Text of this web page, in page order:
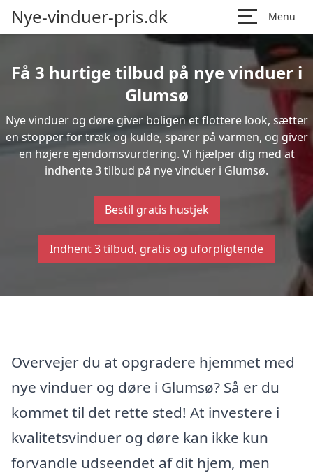
Nye-vinduer-pris.dk Menu
Få 3 hurtige tilbud på nye vinduer i
Glumsø
Nye vinduer og døre giver boligen et flottere look, sætter
en stopper for træk og kulde, sparer på varmen, og giver
en højere ejendomsvurdering. Vi hjælper dig med at
indhente 3 tilbud på nye vinduer i Glumsø.
Bestil gratis hustjek
Indhent 3 tilbud, gratis og uforpligtende
Overvejer du at opgradere hjemmet med
nye vinduer og døre i Glumsø? Så er du
kommet til det rette sted! At investere i
kvalitetsvinduer og døre kan ikke kun
forvandle udseendet af dit hjem, men